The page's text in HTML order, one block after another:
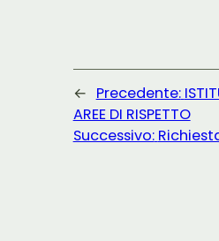
← Precedente:
AREE DI RISPETTO
Successivo: